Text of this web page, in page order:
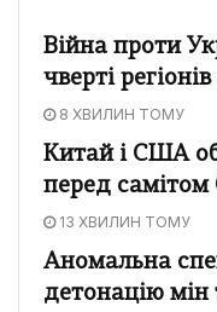
Війна проти
чверті
8 ХВИЛИН ТОМУ
Китай і США
перед самітом
13 ХВИЛИН ТОМУ
Аномальна
детонацію мін